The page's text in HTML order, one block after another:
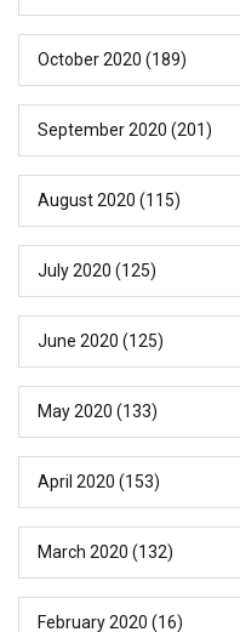
October 2020 (189)
September 2020 (201)
August 2020 (115)
July 2020 (125)
June 2020 (125)
May 2020 (133)
April 2020 (153)
March 2020 (132)
February 2020 (16)